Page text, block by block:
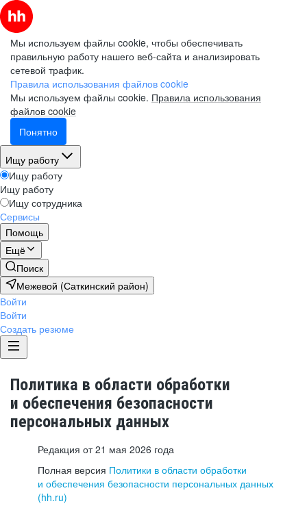
Мы используем файлы cookie, чтобы обеспечивать
правильную работу нашего веб-сайта и анализировать
сетевой трафик.
Правила использования файлов cookie
Мы используем файлы cookie. Правила использования
файлов cookie
Понятно
Ищу работу
Ищу работу
Ищу работу
Ищу сотрудника
Сервисы
Помощь
Ещё
Поиск
Межевой (Саткинский район)
Войти
Войти
Создать резюме
Политика в области обработки
и обеспечения безопасности
персональных данных
Редакция от 21 мая 2026 года
Полная версия Политики в области обработки
и обеспечения безопасности персональных данных
(hh.ru)